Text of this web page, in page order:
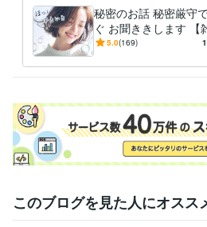
経験職種
デザイナー / Webデザイナー
事務・ビジネスサポート / 事務（一般事
プラチナランク
ビジネス・クリエイティブツール
その他ツール
秘密のお話 秘密厳守
ぐ お聞ききします 【
OK】 恋愛 不倫 人間
5.0(169)
このブログを見た人にオスス